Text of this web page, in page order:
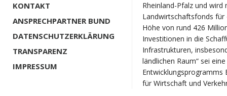
KONTAKT
ANSPRECHPARTNER BUND
DATENSCHUTZERKLÄRUNG
TRANSPARENZ
IMPRESSUM
Rheinland-Pfalz und
Landwirtschaftsfonds für
Höhe von rund 426
Investitionen in die
Infrastrukturen,
ländlichen Raum“ sei
Entwicklungsprogramms
für Wirtschaft und